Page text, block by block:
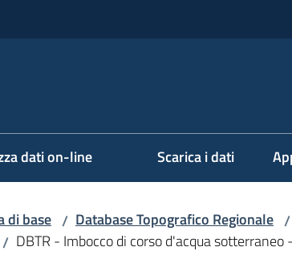
dati on-line Scarica i dati
di base / Database Topografico Regionale /
/ DBTR - Imbocco di corso d'acqua sotterraneo